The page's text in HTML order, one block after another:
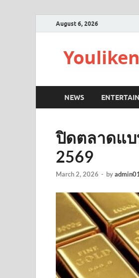
August 6, 2026
NEWS
ปิดตลาดแบ
2569
March 2, 2026 - by